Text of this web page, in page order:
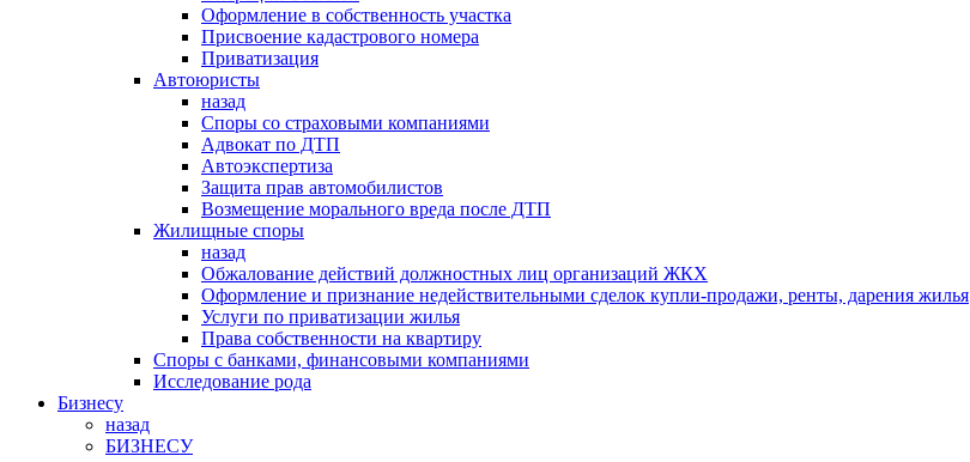
Оформление в собственность участка
Присвоение кадастрового номера
Приватизация
Автоюристы
назад
Споры со страховыми компаниями
Адвокат по ДТП
Автоэкспертиза
Защита прав автомобилистов
Возмещение морального вреда после ДТП
Жилищные споры
назад
Обжалование действий должностных лиц организаций ЖКХ
Оформление и признание недействительными сделок купли-продажи, ренты, дарения жилья
Услуги по приватизации жилья
Права собственности на квартиру
Cпоры с банками, финансовыми компаниями
Исследование рода
Бизнесу
назад
БИЗНЕСУ